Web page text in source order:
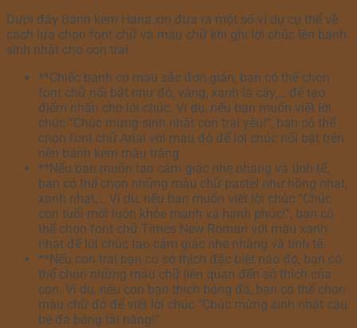
Dưới đây Bánh kem Hana xin đưa ra một số ví dụ cụ thể về
cách lựa chọn font chữ và màu chữ khi ghi lời chúc lên bánh
sinh nhật cho con trai:
**Chiếc bánh có màu sắc đơn giản, bạn có thể chọn
font chữ nổi bật như đỏ, vàng, xanh lá cây,… để tạo
điểm nhấn cho lời chúc. Ví dụ, nếu bạn muốn viết lời
chúc “Chúc mừng sinh nhật con trai yêu!”, bạn có thể
chọn font chữ Arial với màu đỏ để lời chúc nổi bật trên
nền bánh kem màu trắng.
**Nếu bạn muốn tạo cảm giác nhẹ nhàng và tinh tế,
bạn có thể chọn những màu chữ pastel như hồng nhạt,
xanh nhạt,… Ví dụ, nếu bạn muốn viết lời chúc “Chúc
con tuổi mới luôn khỏe mạnh và hạnh phúc!”, bạn có
thể chọn font chữ Times New Roman với màu xanh
nhạt để lời chúc tạo cảm giác nhẹ nhàng và tinh tế.
**Nếu con trai bạn có sở thích đặc biệt nào đó, bạn có
thể chọn những màu chữ liên quan đến sở thích của
con. Ví dụ, nếu con bạn thích bóng đá, bạn có thể chọn
màu chữ đỏ để viết lời chúc “Chúc mừng sinh nhật cậu
bé đá bóng tài năng!”.